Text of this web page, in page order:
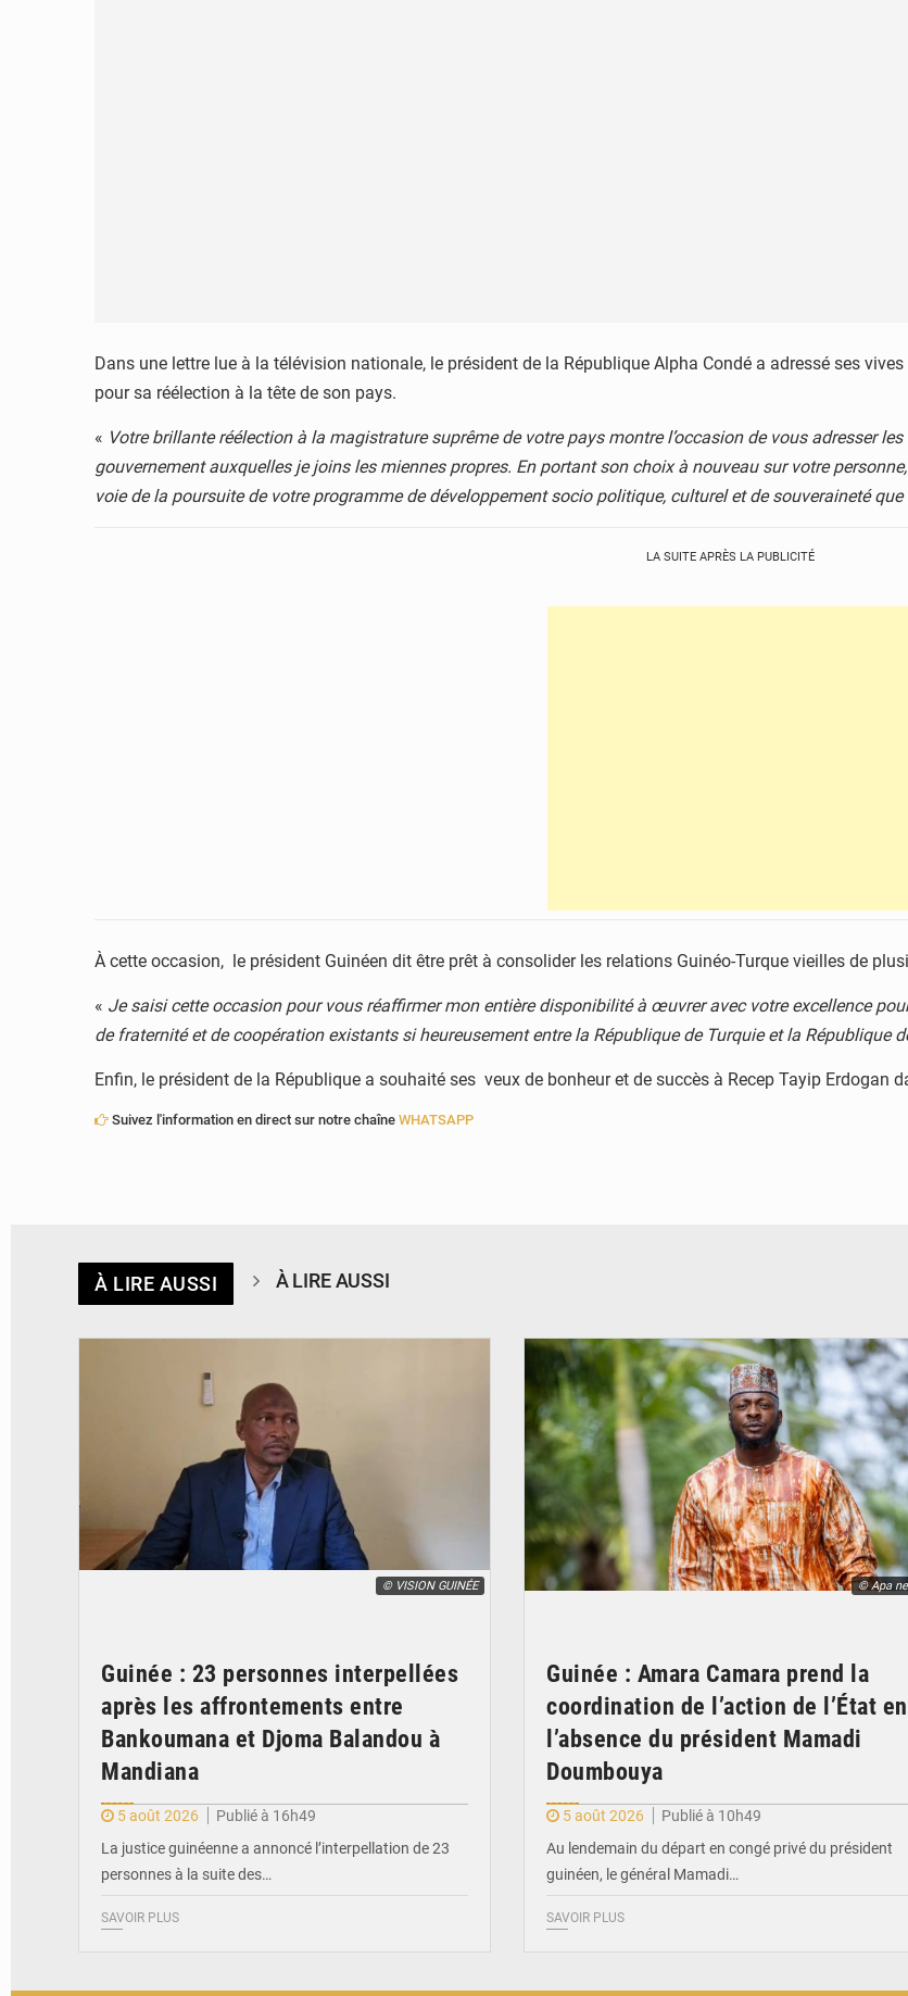
Dans une lettre lue à la télévision nationale, le président de la République Alpha Condé a adressé ses
pour sa réélection à la tête de son pays.
« Votre brillante réélection à la magistrature suprême de votre pays montre l’occasion de vous adresser
gouvernement auxquelles je joins les miennes propres. En portant son choix à nouveau sur votre
voie de la poursuite de votre programme de développement socio politique, culturel et de souveraineté
LA SUITE APRÈS LA PUBLICITÉ
À cette occasion, le président Guinéen dit être prêt à consolider les relations Guinéo-Turque vieilles de
« Je saisi cette occasion pour vous réaffirmer mon entière disponibilité à œuvrer avec votre excellence
de fraternité et de coopération existants si heureusement entre la République de Turquie et la République
Enfin, le président de la République a souhaité ses veux de bonheur et de succès à Recep Tayip Erdogan
Suivez l'information en direct sur notre chaîne WHATSAPP
À LIRE AUSSI À LIRE AUSSI
© VISION GUINÉE
Guinée : 23 personnes interpellées
après les affrontements entre
Bankoumana et Djoma Balandou à
Mandiana
5 août 2026
Publié à 16h49
La justice guinéenne a annoncé l’interpellation de 23
personnes à la suite des…
SAVOIR PLUS
© Apa
Guinée : Amara Camara prend la
coordination de l’action de l’État en
l’absence du président Mamadi
Doumbouya
5 août 2026
Publié à 10h49
Au lendemain du départ en congé privé du président
guinéen, le général Mamadi…
SAVOIR PLUS